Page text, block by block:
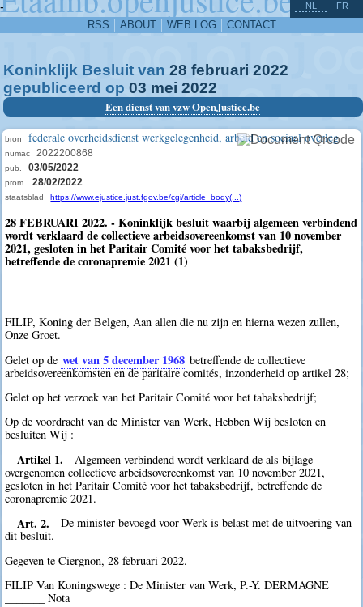
-
RSS ABOUT WEB LOG CONTACT
NL FR
Koninklijk Besluit van 28 februari 2022
gepubliceerd op 03 mei 2022
Een dienst van vzw OpenJustice.be
bron federale overheidsdienst werkgelegenheid, arbeid en sociaal overleg
numac 2022200868
pub. 03/05/2022
prom. 28/02/2022
staatsblad https://www.ejustice.just.fgov.be/cgi/article_body(...)
28 FEBRUARI 2022. - Koninklijk besluit waarbij algemeen verbindend
wordt verklaard de collectieve arbeidsovereenkomst van 10 november
2021, gesloten in het Paritair Comité voor het tabaksbedrijf,
betreffende de coronapremie 2021 (1)
FILIP, Koning der Belgen, Aan allen die nu zijn en hierna wezen zullen,
Onze Groet.
Gelet op de wet van 5 december 1968 betreffende de collectieve
arbeidsovereenkomsten en de paritaire comités, inzonderheid op artikel 28;
Gelet op het verzoek van het Paritair Comité voor het tabaksbedrijf;
Op de voordracht van de Minister van Werk, Hebben Wij besloten en
besluiten Wij :
Artikel 1.
Algemeen verbindend wordt verklaard de als bijlage
overgenomen collectieve arbeidsovereenkomst van 10 november 2021,
gesloten in het Paritair Comité voor het tabaksbedrijf, betreffende de
coronapremie 2021.
Art. 2.
De minister bevoegd voor Werk is belast met de uitvoering van
dit besluit.
Gegeven te Ciergnon, 28 februari 2022.
FILIP Van Koningswege : De Minister van Werk, P.-Y. DERMAGNE
_______ Nota
^